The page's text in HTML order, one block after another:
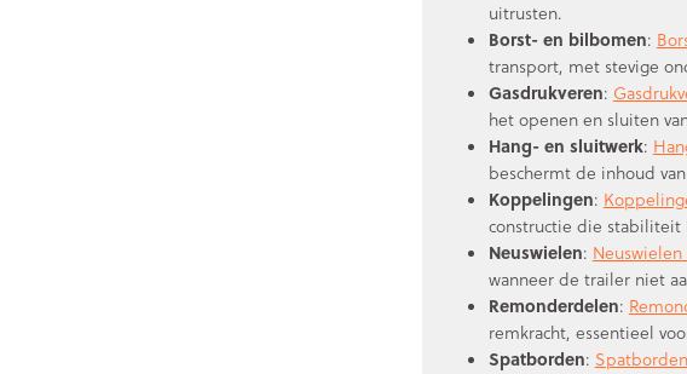
uitrusten.
Borst- en bilbomen:
transport, met stevige
Gasdrukveren:
het openen en sluiten
Hang- en sluitwerk:
beschermt de inhoud
Koppelingen:
constructie die
Neuswielen:
wanneer de trailer niet
Remonderdelen:
remkracht, essentieel
Spatborden: